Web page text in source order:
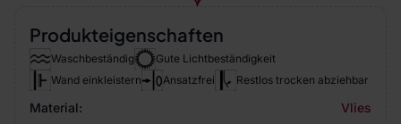
Produkteigenschaften
Waschbeständig
Gute Lichtbeständigkeit
Wand einkleistern
Ansatzfrei Restlos trocken abziehbar
Material: Vlies